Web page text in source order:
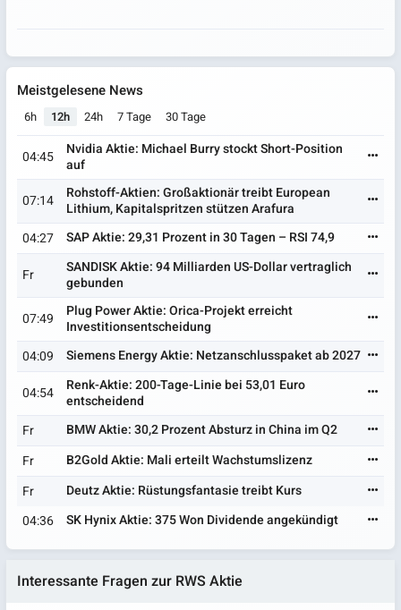
Meistgelesene News
6h 12h 24h 7 Tage 30 Tage
04:45
Nvidia Aktie: Michael Burry stockt Short-Position
auf
07:14
Rohstoff-Aktien: Großaktionär treibt European
Lithium, Kapitalspritzen stützen Arafura
04:27
SAP Aktie: 29,31 Prozent in 30 Tagen – RSI 74,9
Fr
SANDISK Aktie: 94 Milliarden US-Dollar vertraglich
gebunden
07:49
Plug Power Aktie: Orica-Projekt erreicht
Investitionsentscheidung
04:09
Siemens Energy Aktie: Netzanschlusspaket ab 2027
04:54
Renk-Aktie: 200-Tage-Linie bei 53,01 Euro
entscheidend
Fr
BMW Aktie: 30,2 Prozent Absturz in China im Q2
Fr
B2Gold Aktie: Mali erteilt Wachstumslizenz
Fr
Deutz Aktie: Rüstungsfantasie treibt Kurs
04:36
SK Hynix Aktie: 375 Won Dividende angekündigt
Interessante Fragen zur RWS Aktie